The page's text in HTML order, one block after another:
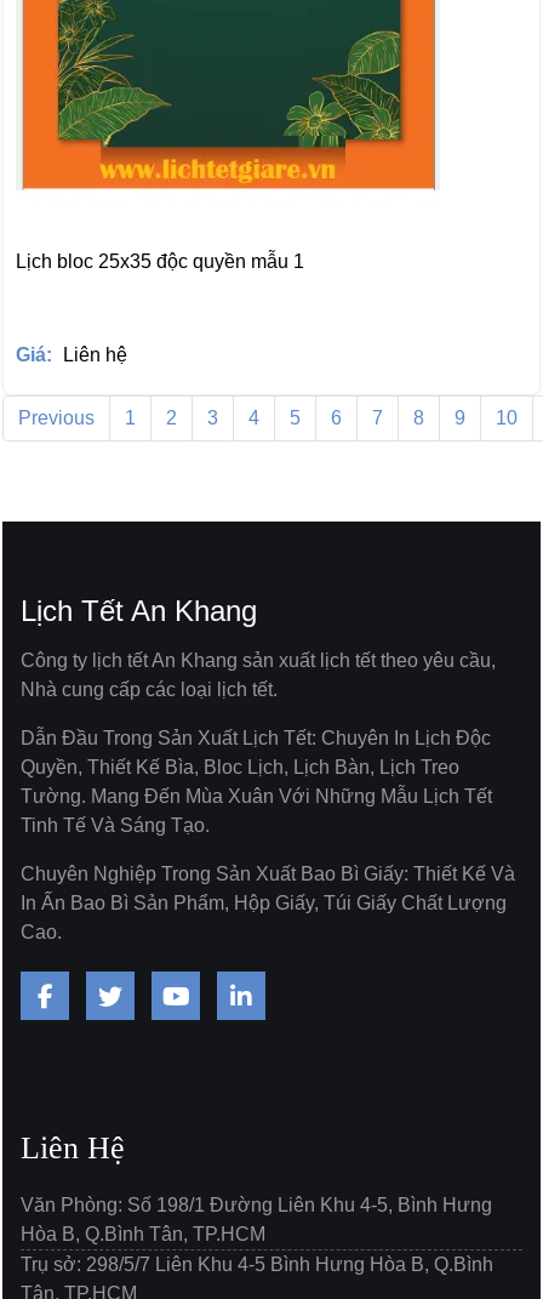
Lịch bloc 25x35 độc quyền mẫu 1
Giá: Liên hệ
Previous 1 2 3 4 5 6 7 8 9 10
Lịch Tết An Khang
Công ty lịch tết An Khang sản xuất lịch tết theo yêu cầu,
Nhà cung cấp các loại lịch tết.
Dẫn Đầu Trong Sản Xuất Lịch Tết: Chuyên In Lịch Độc
Quyền, Thiết Kế Bìa, Bloc Lịch, Lịch Bàn, Lịch Treo
Tường. Mang Đến Mùa Xuân Với Những Mẫu Lịch Tết
Tinh Tế Và Sáng Tạo.
Chuyên Nghiệp Trong Sản Xuất Bao Bì Giấy: Thiết Kế Và
In Ấn Bao Bì Sản Phẩm, Hộp Giấy, Túi Giấy Chất Lượng
Cao.
Liên Hệ
Văn Phòng: Số 198/1 Đường Liên Khu 4-5, Bình Hưng
Hòa B, Q.Bình Tân, TP.HCM
Trụ sở: 298/5/7 Liên Khu 4-5 Bình Hưng Hòa B, Q.Bình
Tân, TP.HCM